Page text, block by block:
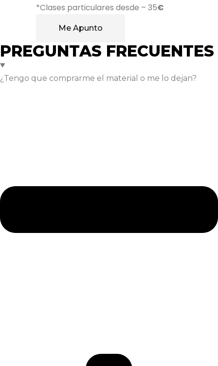
*Clases particulares desde – 35€
Me Apunto
PREGUNTAS FRECUENTES
¿Tengo que comprarme el material o me lo dejan?